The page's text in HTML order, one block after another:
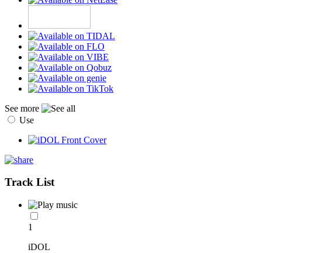
See more
Use
Track List
1
iDOL